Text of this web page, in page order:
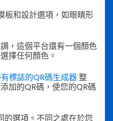
板和設計選項，如眼睛形
，這個平台還有一個顏色
擇任何顏色。
標誌的QR碼生成器整
加的QR碼，使您的QR碼
選項。不同之處在於您